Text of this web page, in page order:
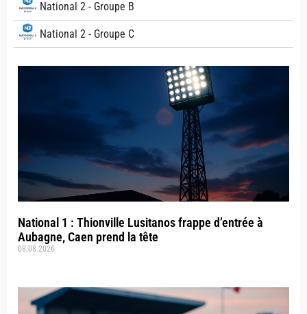
National 2 - Groupe B
National 2 - Groupe C
National 1 : Thionville Lusitanos frappe d’entrée à
Aubagne, Caen prend la tête
08.08.2026